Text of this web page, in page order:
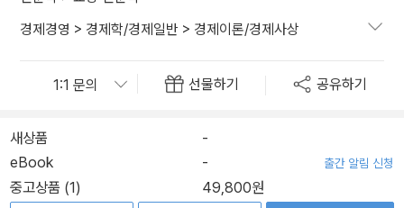
경제경영 > 경제학/경제일반 > 경제이론/경제사상
선물하기 공유하기
새상품
-
eBook
- 출간 알림 신청
중고상품 (1) 49,800원